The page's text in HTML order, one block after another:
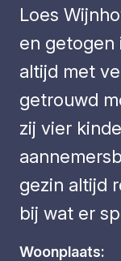
Loes
en getogen
altijd met
getrouwd
zij vier
gezin altijd
bij wat er
Woonplaats: